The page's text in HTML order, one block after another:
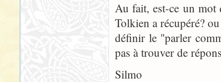
Au fait, est-ce un mot
Tolkien a récupéré?
définir le "parler
pas à trouver de
Silmo